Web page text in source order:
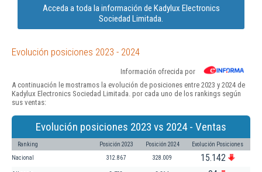
Acceda a toda la información de Kadylux Electronics
Sociedad Limitada.
Evolución posiciones 2023 - 2024
Información ofrecida por
A continuación le mostramos la evolución de posiciones entre 2023 y 2024 de
Kadylux Electronics Sociedad Limitada. por cada uno de los rankings según
sus ventas:
Evolución posiciones 2023 vs 2024 - Ventas
Ranking Posición 2023 Posición 2024 Evolución Posiciones
Nacional 312.867 328.009 15.142